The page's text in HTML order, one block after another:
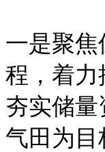
一是聚
程，着力
夯实储
气田为目